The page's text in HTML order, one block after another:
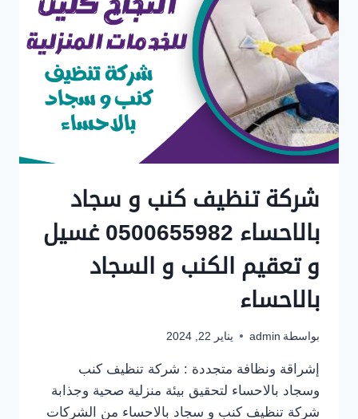
فلل
بالاحساء
شركة تنظيف كنب و سجاد
بالاحساء 0500655982 غسيل
و تعقيم الكنب و السجاد
بالاحساء
بواسطة admin يناير 22, 2024
إشراقة ونظافة متجددة : شركة تنظيف كنب
وسجاد بالاحساء لتحقيق بيئة منزلية صحية وجذابة
شركة تنظيف كنب و سجاد بالاحساء من الشركات